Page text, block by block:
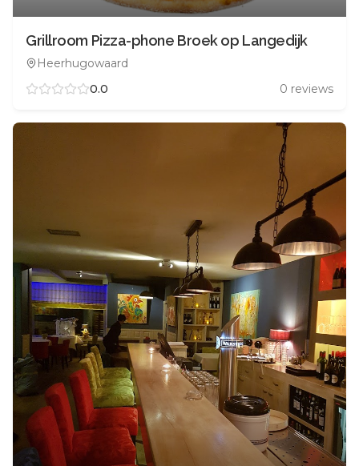
Grillroom Pizza-phone Broek op Langedijk
Heerhugowaard
0.0
0 reviews